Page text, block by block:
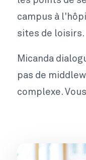
campus à
sites de loisirs.
Micanda
pas de
complexe.